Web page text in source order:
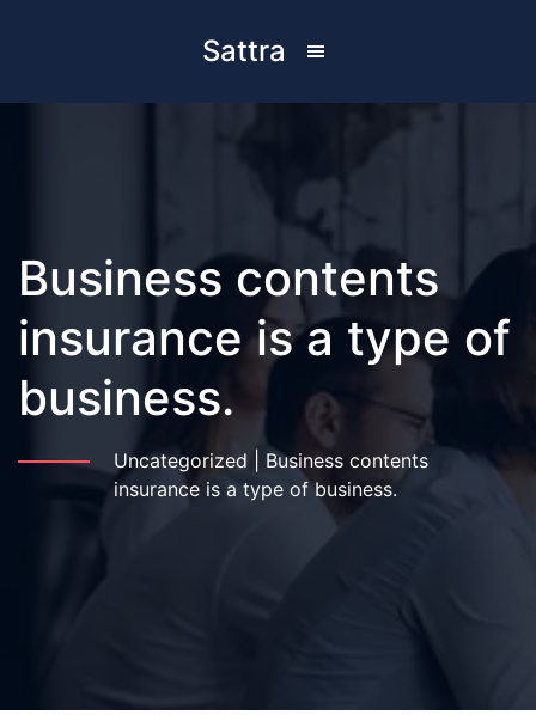
Sattra
Business contents
insurance is a type of
business.
Uncategorized
Business contents
insurance is a type of business.